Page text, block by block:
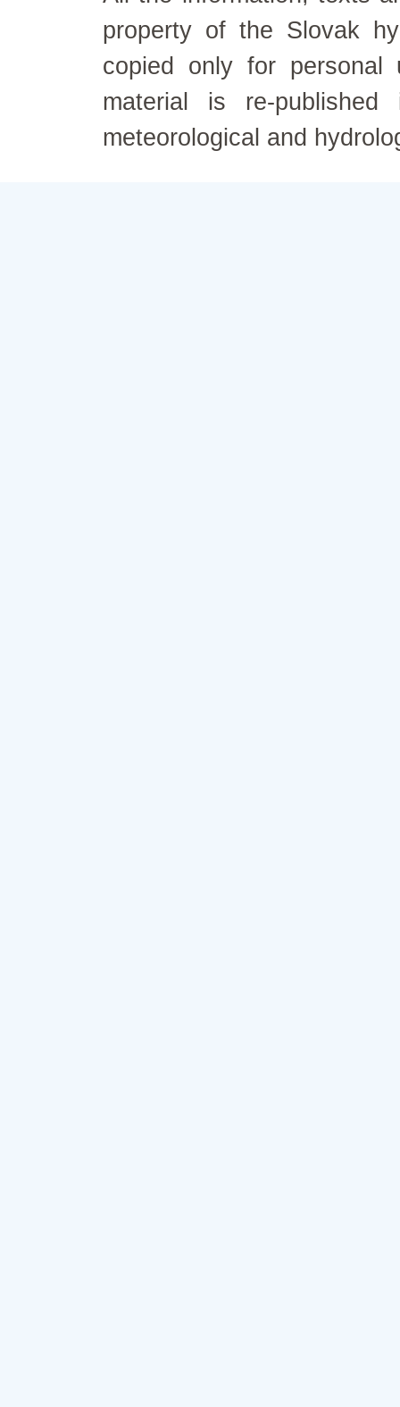
property of the Slovak
copied only for personal
material is re-
meteorological and